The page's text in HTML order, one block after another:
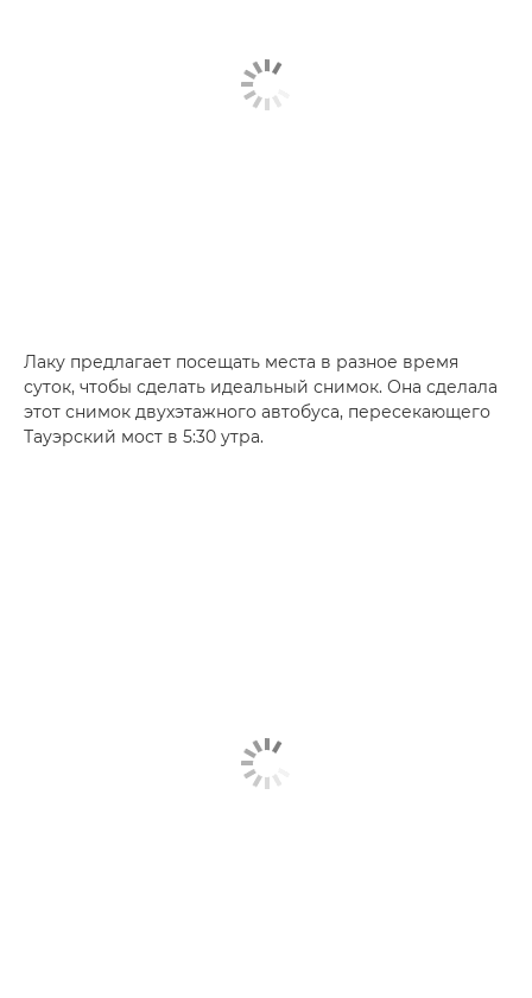
Лаку предлагает посещать места в разное время
суток, чтобы сделать идеальный снимок. Она сделала
этот снимок двухэтажного автобуса, пересекающего
Тауэрский мост в 5:30 утра.